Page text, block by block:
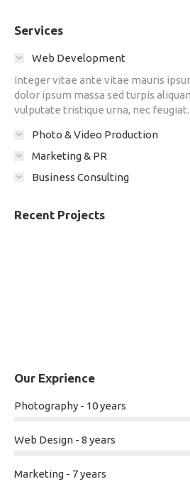
Services
Web Development
Integer vitae ante vitae mauris
dolor ipsum massa sed turpis
vulputate tristique urna, nec feugiat.
Photo & Video Production
Marketing & PR
Business Consulting
Recent Projects
Our Exprience
Photography - 10 years
Web Design - 8 years
Marketing - 7 years